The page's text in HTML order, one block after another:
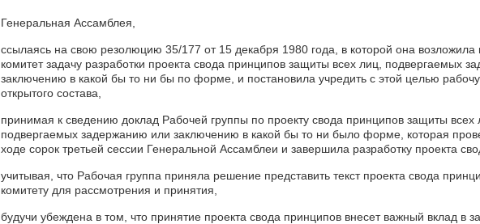
Генеральная Ассамблея,
ссылаясь на свою резолюцию 35/177 от 15 декабря 1980 года, в которой она
комитет задачу разработки проекта свода принципов защиты всех лиц, подвергаемых
заключению в какой бы то ни бы по форме, и постановила учредить с этой целью
открытого состава,
принимая к сведению доклад Рабочей группы по проекту свода принципов защиты всех
подвергаемых задержанию или заключению в какой бы то ни было форме, которая
ходе сорок третьей сессии Генеральной Ассамблеи и завершила разработку проекта
учитывая, что Рабочая группа приняла решение представить текст проекта свода
комитету для рассмотрения и принятия,
будучи убеждена в том, что принятие проекта свода принципов внесет важный вклад в